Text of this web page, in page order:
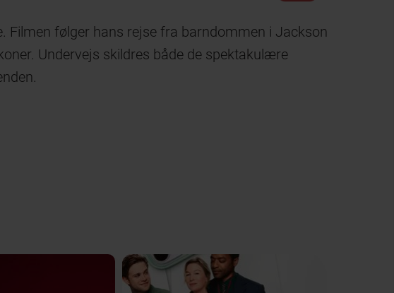
Filmen følger hans rejse fra barndommen i Jackson
Undervejs skildres både de spektakulære